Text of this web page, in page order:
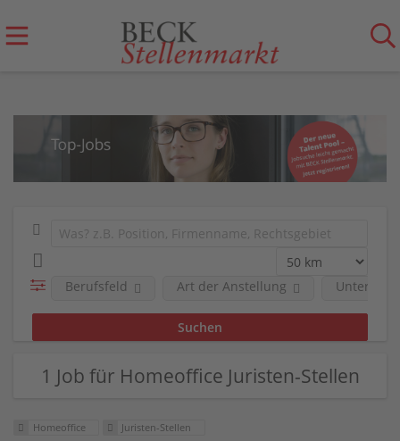
Berufsfeld Art der Anstellung
1 Job für Homeoffice Juristen-Stellen
Homeoffice
Juristen-Stellen